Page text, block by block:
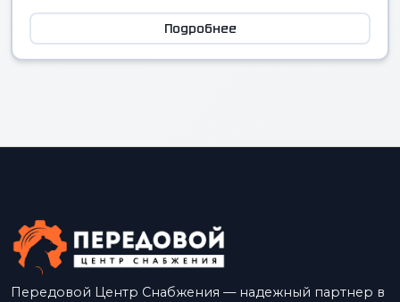
Подробнее
Передовой Центр Снабжения — надежный партнер в